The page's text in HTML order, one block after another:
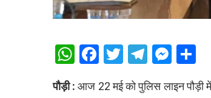
WhatsApp
Facebook
Twitter
पौड़ी : आज 22 मई को पुलिस लाइन पौड़ी में